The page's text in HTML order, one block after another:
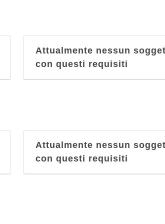
Attualmente nessun
con questi requisiti
Attualmente nessun
con questi requisiti